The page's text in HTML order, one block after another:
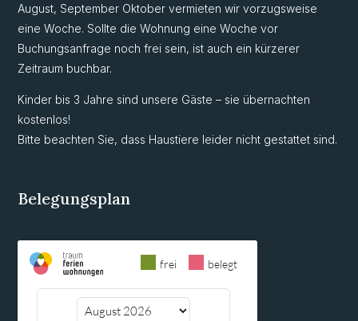
August, September Oktober vermieten wir vorzugsweise
eine Woche. Sollte die Wohnung eine Woche vor
Buchungsanfrage noch frei sein, ist auch ein kürzerer
Zeitraum buchbar.
Kinder bis 3 Jahre sind unsere Gäste – sie übernachten
kostenlos!
Bitte beachten Sie, dass Haustiere leider nicht gestattet sind.
Belegungsplan
frei belegt